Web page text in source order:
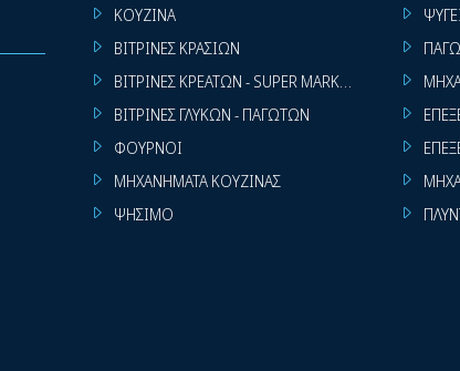
ΚΟΥΖΙΝΑ
ΒΙΤΡΙΝΕΣ ΚΡΑΣΙΩΝ
ΒΙΤΡΙΝΕΣ ΚΡΕΑΤΩΝ - SUPER MARKET
ΒΙΤΡΙΝΕΣ ΓΛΥΚΩΝ - ΠΑΓΩΤΩΝ
ΦΟΥΡΝΟΙ
ΜΗΧΑΝΗΜΑΤΑ ΚΟΥΖΙΝΑΣ
ΨΗΣΙΜΟ